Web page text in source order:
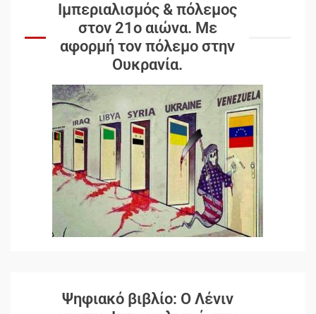
Ιμπεριαλισμός & πόλεμος
στον 21ο αιώνα. Mε
αφορμή τον πόλεμο στην
Ουκρανία.
Ψηφιακό βιβλίο: Ο Λένιν